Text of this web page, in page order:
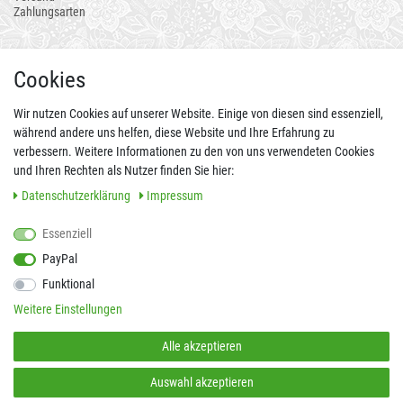
Zahlungsarten
FOLGEN SIE UNS AUCH AUF
Cookies
Wir nutzen Cookies auf unserer Website. Einige von diesen sind essenziell,
während andere uns helfen, diese Website und Ihre Erfahrung zu
verbessern. Weitere Informationen zu den von uns verwendeten Cookies
und Ihren Rechten als Nutzer finden Sie hier:
Daten­schutz­erklärung
Impressum
Essenziell
PayPal
Funktional
Weitere Einstellungen
Alle akzeptieren
Auswahl akzeptieren